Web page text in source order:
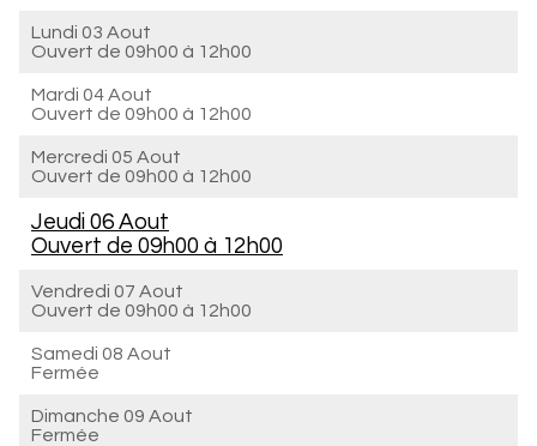
Lundi 03 Aout
Ouvert de 09h00 à 12h00
Mardi 04 Aout
Ouvert de 09h00 à 12h00
Mercredi 05 Aout
Ouvert de 09h00 à 12h00
Jeudi 06 Aout
Ouvert de 09h00 à 12h00
Vendredi 07 Aout
Ouvert de 09h00 à 12h00
Samedi 08 Aout
Fermée
Dimanche 09 Aout
Fermée